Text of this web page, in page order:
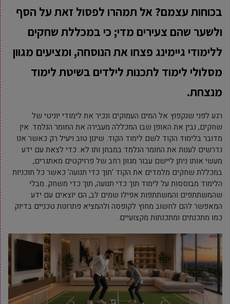
בכוחות עצמם? אל תמהרו לפסול זאת על הסף
ולשער שהם צעירים מדי; כי במכללת שחקים
ללימודי גיימינג פצחו את הנוסחה, ומציעים מגוון
מסלולי לימוד לתכנות לילדים בשיטת לימוד
מנצחת.
רגע לפני שנקפוץ אל המים העמוקים ונכיר את לימודי יוניטי של
שחקים, נבין את האופן שבו המכללה מעבירה את החומר הנלמד. אין
מדובר בלימוד הקוד לשם לימוד הקוד. שינון טוב ויעיל רק כאשר אנו
נדרשים לענות את החומר הנלמד במבחן ותו לא. כדי לצאת עם ידע
מעשי אותו ניתן ליישם עבור מגוון רחב של פרויקטים מאתגרים,
במכללת שחקים מלמדים את הקוד ‘תוך כדי תנועה’ כאשר כל תוכניות
הלימוד מבוססות על לימוד תוך כדי תנועה, תוך כדי משחק. מבלי
שהמשתתפים והמשתתפות אפילו שמים לב, הם יוצאים עם ידע
המאפשר להם לחשוב מחוץ לקופסה ולהמציא פתרונות טכניים בדיוק
כמו מתכנתים ומתכנתות מקצועיים.